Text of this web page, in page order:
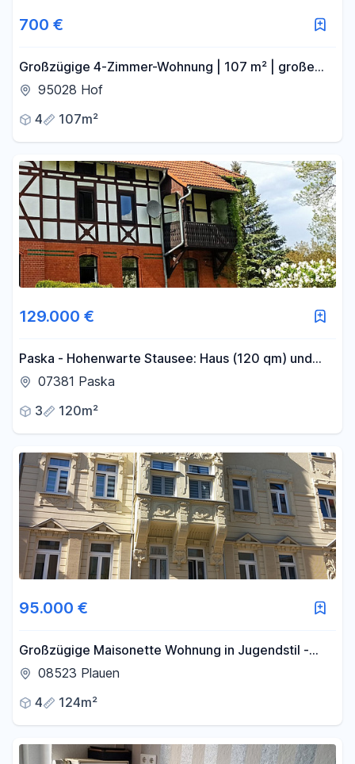
700 €
Großzügige 4-Zimmer-Wohnung | 107 m² | große
Wohnküche | Bad mit Badewanne | Hof
95028 Hof
4
107m²
129.000 €
Paska - Hohenwarte Stausee: Haus (120 qm) und
Grund (1750 qm)
07381 Paska
3
120m²
95.000 €
Großzügige Maisonette Wohnung in Jugendstil -
Haus mit Potenzial – direkt im Zentrum von Plauen
08523 Plauen
4
124m²